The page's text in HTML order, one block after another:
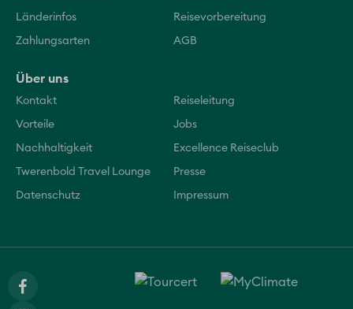
Länderinfos Reisevorbereitung
Zahlungsarten AGB
Über uns
Kontakt Reiseleitung
Vorteile Jobs
Nachhaltigkeit Excellence Reiseclub
Twerenbold Travel Lounge Presse
Datenschutz Impressum